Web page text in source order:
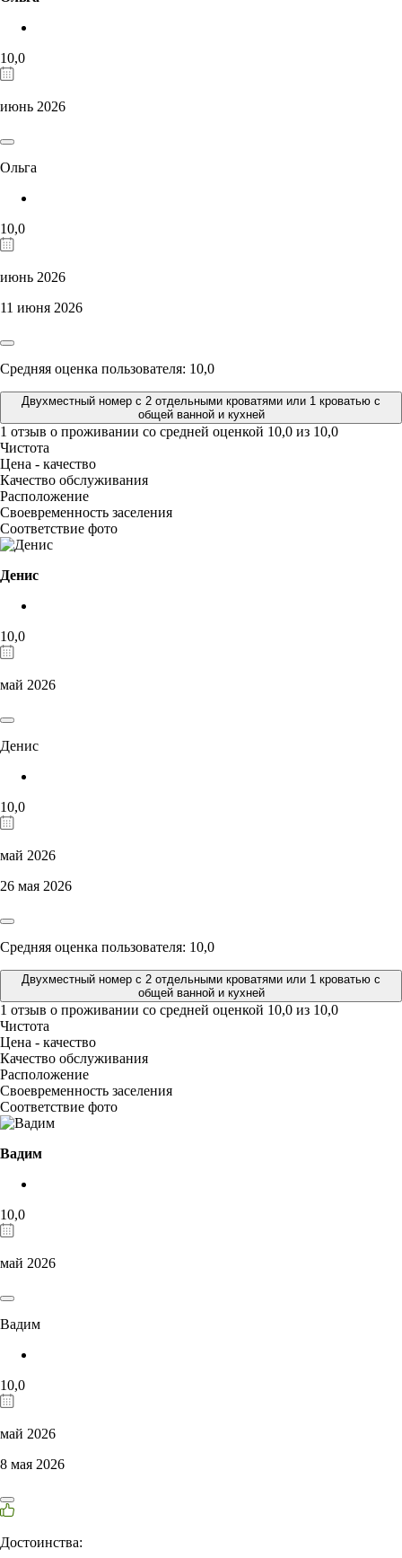
10,0
июнь 2026
Ольга
10,0
июнь 2026
11 июня 2026
Средняя оценка пользователя: 10,0
Двухместный номер с 2 отдельными кроватями или 1 кроватью с
общей ванной и кухней
1 отзыв о проживании со средней оценкой 10,0 из 10,0
Чистота
Цена - качество
Качество обслуживания
Расположение
Своевременность заселения
Соответствие фото
Денис
10,0
май 2026
Денис
10,0
май 2026
26 мая 2026
Средняя оценка пользователя: 10,0
Двухместный номер с 2 отдельными кроватями или 1 кроватью с
общей ванной и кухней
1 отзыв о проживании со средней оценкой 10,0 из 10,0
Чистота
Цена - качество
Качество обслуживания
Расположение
Своевременность заселения
Соответствие фото
Вадим
10,0
май 2026
Вадим
10,0
май 2026
8 мая 2026
Достоинства: